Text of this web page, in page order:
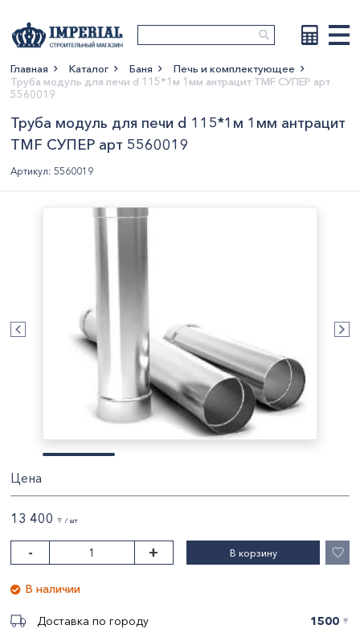
Главная Каталог Баня
Печь и комплектующее
Труба модуль для печи d 115*1м 1мм антрацит TMF СУПЕР арт
5560019
Труба модуль для печи d 115*1м 1мм антрацит
TMF СУПЕР арт 5560019
Артикул: 5560019
Цена
13 400 〒 / шт
- + В корзину
В наличии
Доставка по городу 1500 〒